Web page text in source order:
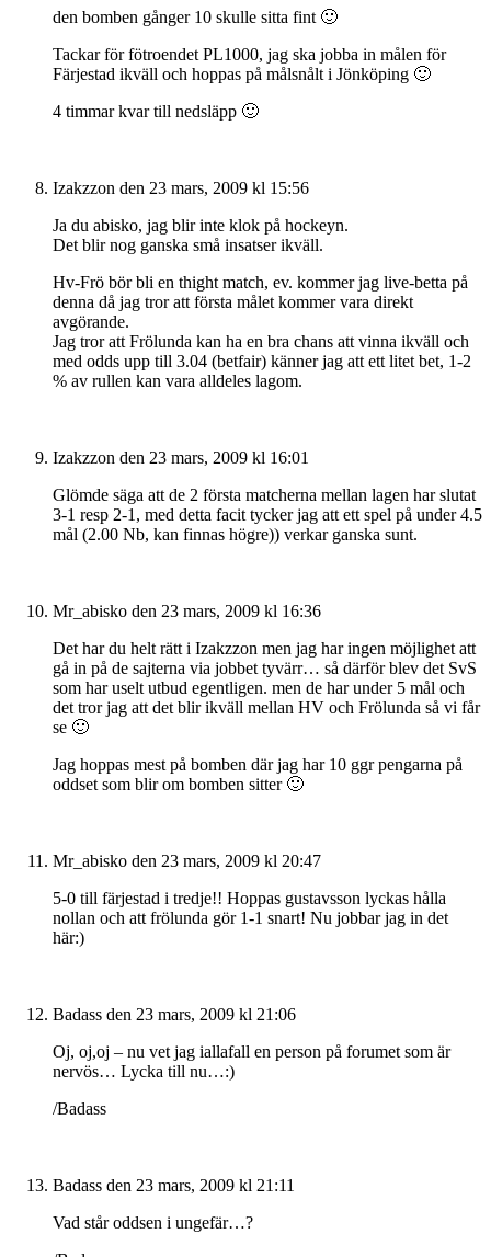
den bomben gånger 10 skulle sitta fint 🙂
Tackar för fötroendet PL1000, jag ska jobba in målen för
Färjestad ikväll och hoppas på målsnålt i Jönköping 🙂
4 timmar kvar till nedsläpp 🙂
Izakzzon den 23 mars, 2009 kl 15:56
Ja du abisko, jag blir inte klok på hockeyn.
Det blir nog ganska små insatser ikväll.
Hv-Frö bör bli en thight match, ev. kommer jag live-betta på
denna då jag tror att första målet kommer vara direkt
avgörande.
Jag tror att Frölunda kan ha en bra chans att vinna ikväll och
med odds upp till 3.04 (betfair) känner jag att ett litet bet, 1-2
% av rullen kan vara alldeles lagom.
Izakzzon den 23 mars, 2009 kl 16:01
Glömde säga att de 2 första matcherna mellan lagen har slutat
3-1 resp 2-1, med detta facit tycker jag att ett spel på under 4.5
mål (2.00 Nb, kan finnas högre)) verkar ganska sunt.
Mr_abisko den 23 mars, 2009 kl 16:36
Det har du helt rätt i Izakzzon men jag har ingen möjlighet att
gå in på de sajterna via jobbet tyvärr… så därför blev det SvS
som har uselt utbud egentligen. men de har under 5 mål och
det tror jag att det blir ikväll mellan HV och Frölunda så vi får
se 🙂
Jag hoppas mest på bomben där jag har 10 ggr pengarna på
oddset som blir om bomben sitter 🙂
Mr_abisko den 23 mars, 2009 kl 20:47
5-0 till färjestad i tredje!! Hoppas gustavsson lyckas hålla
nollan och att frölunda gör 1-1 snart! Nu jobbar jag in det
här:)
Badass den 23 mars, 2009 kl 21:06
Oj, oj,oj – nu vet jag iallafall en person på forumet som är
nervös… Lycka till nu…:)
/Badass
Badass den 23 mars, 2009 kl 21:11
Vad står oddsen i ungefär…?